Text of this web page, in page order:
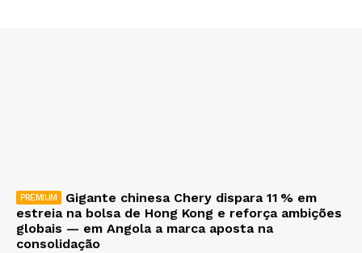
Gigante chinesa Chery dispara 11 % em
estreia na bolsa de Hong Kong e reforça ambições
globais — em Angola a marca aposta na
consolidação